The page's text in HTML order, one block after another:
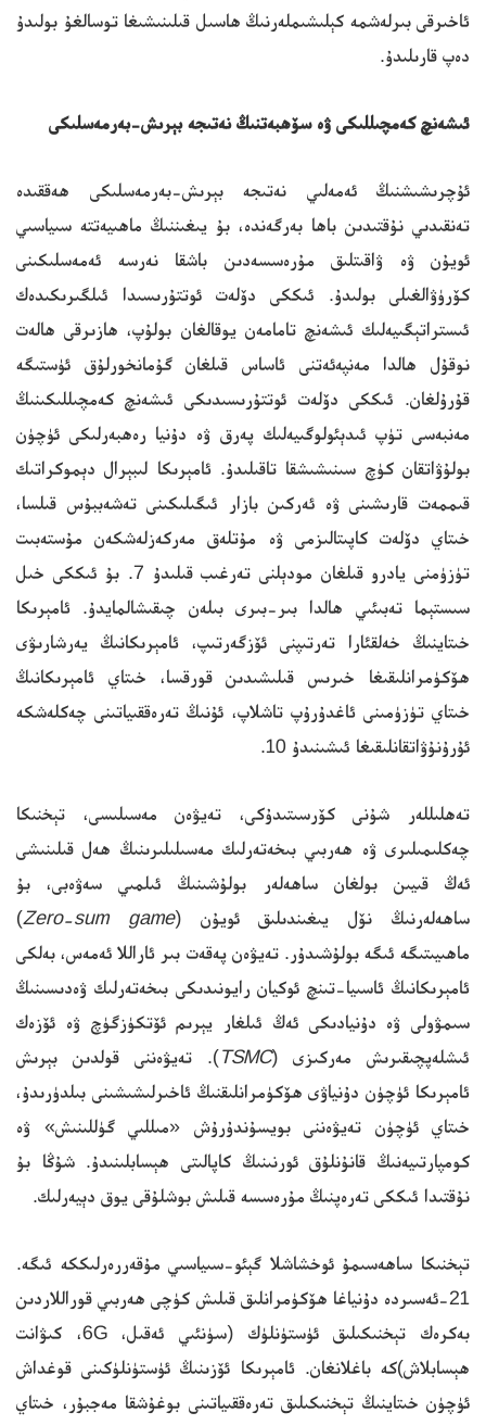
ئاخىرقى بىرلەشمە كېلىشىملەرنىڭ ھاسىل قىلىنىشىغا توسالغۇ بولىدۇ
دەپ قارىلىدۇ.
ئىشەنچ كەمچىللىكى ۋە سۆھبەتنىڭ نەتىجە بېرىش-بەرمەسلىكى
ئۇچرىشىشنىڭ ئەمەلىي نەتىجە بېرىش-بەرمەسلىكى ھەققىدە
تەنقىدىي نۇقتىدىن باھا بەرگەندە، بۇ يىغىننىڭ ماھىيەتتە سىياسىي
ئويۇن ۋە ۋاقىتلىق مۇرەسسەدىن باشقا نەرسە ئەمەسلىكىنى
كۆرۈۋالغىلى بولىدۇ. ئىككى دۆلەت ئوتتۇرىسىدا ئىلگىرىكىدەك
ئىستراتېگىيەلىك ئىشەنچ تامامەن يوقالغان بولۇپ، ھازىرقى ھالەت
نوقۇل ھالدا مەنپەئەتنى ئاساس قىلغان گۇمانخورلۇق ئۈستىگە
قۇرۇلغان. ئىككى دۆلەت ئوتتۇرىسىدىكى ئىشەنچ كەمچىللىكىنىڭ
مەنبەسى تۈپ ئىدېئولوگىيەلىك پەرق ۋە دۇنيا رەھبەرلىكى ئۈچۈن
بولۇۋاتقان كۈچ سىنىشىشقا تاقىلىدۇ. ئامېرىكا لىبېرال دېموكراتىك
قىممەت قارىشىنى ۋە ئەركىن بازار ئىگىلىكىنى تەشەببۇس قىلسا،
خىتاي دۆلەت كاپىتالىزمى ۋە مۇتلەق مەركەزلەشكەن مۇستەبىت
تۈزۈمنى يادرو قىلغان مودېلنى تەرغىب قىلىدۇ 7. بۇ ئىككى خىل
سىستېما تەبىئىي ھالدا بىر-بىرى بىلەن چىقىشالمايدۇ. ئامېرىكا
خىتاينىڭ خەلقئارا تەرتىپنى ئۆزگەرتىپ، ئامېرىكانىڭ يەرشارىۋى
ھۆكۈمرانلىقىغا خىرىس قىلىشىدىن قورقسا، خىتاي ئامېرىكانىڭ
خىتاي تۈزۈمىنى ئاغدۇرۇپ تاشلاپ، ئۇنىڭ تەرەققىياتىنى چەكلەشكە
ئۇرۇنۇۋاتقانلىقىغا ئىشىنىدۇ 10.
تەھلىللەر شۇنى كۆرسىتىدۇكى، تەيۋەن مەسىلىسى، تېخنىكا
چەكلىمىلىرى ۋە ھەربىي بىخەتەرلىك مەسىلىلىرىنىڭ ھەل قىلىنىشى
ئەڭ قىيىن بولغان ساھەلەر بولۇشىنىڭ ئىلمىي سەۋەبى، بۇ
ساھەلەرنىڭ نۆل يىغىندىلىق ئويۇن (Zero-sum game
)
ماھىيىتىگە ئىگە بولۇشىدۇر. تەيۋەن پەقەت بىر ئاراللا ئەمەس، بەلكى
ئامېرىكانىڭ ئاسىيا-تىنچ ئوكيان رايونىدىكى بىخەتەرلىك ۋەدىسىنىڭ
سىمۋولى ۋە دۇنيادىكى ئەڭ ئىلغار يېرىم ئۆتكۈزگۈچ ۋە ئۆزەك
ئىشلەپچىقىرىش مەركىزى (TSMC). تەيۋەننى قولدىن بېرىش
ئامېرىكا ئۈچۈن دۇنياۋى ھۆكۈمرانلىقنىڭ ئاخىرلىشىشىنى بىلدۈرىدۇ،
خىتاي ئۈچۈن تەيۋەننى بويسۇندۇرۇش «مىللىي گۈللىنىش» ۋە
كومپارتىيەنىڭ قانۇنلۇق ئورنىنىڭ كاپالىتى ھېسابلىنىدۇ. شۇڭا بۇ
نۇقتىدا ئىككى تەرەپنىڭ مۇرەسسە قىلىش بوشلۇقى يوق دېيەرلىك.
تېخنىكا ساھەسىمۇ ئوخشاشلا گېئو-سىياسىي مۇقەررەرلىككە ئىگە.
21-ئەسىردە دۇنياغا ھۆكۈمرانلىق قىلىش كۈچى ھەربىي قوراللاردىن
بەكرەك تېخنىكىلىق ئۈستۈنلۈك (سۈنئىي ئەقىل، 6G، كىۋانت
ھېسابلاش)كە باغلانغان. ئامېرىكا ئۆزىنىڭ ئۈستۈنلۈكىنى قوغداش
ئۈچۈن خىتاينىڭ تېخنىكىلىق تەرەققىياتىنى بوغۇشقا مەجبۇر، خىتاي